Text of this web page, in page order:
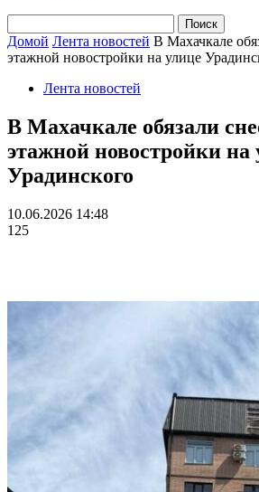
Домой Лента новостей В Махачкале
этажной новостройки на улице
Лента новостей
В Махачкале обязали
этажной новостройки на
Урадинского
10.06.2026 14:48
125